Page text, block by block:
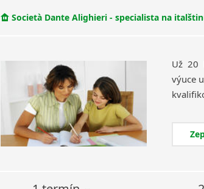
Società Dante Alighieri - specialista na
Už 20
výuce